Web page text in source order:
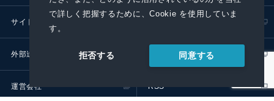
で詳しく把握するために、Cookie を使用していま
す。
拒否する 同意する
サイトポリシー
外部送信ポリシー プレスリリース取扱基準
運営会社 RSS